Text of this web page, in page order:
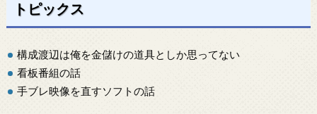
トピックス
構成渡辺は俺を金儲けの道具としか思ってない
看板番組の話
手ブレ映像を直すソフトの話